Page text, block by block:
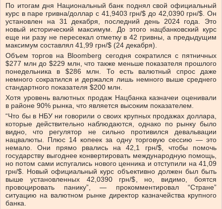
По итогам дня Национальный банк поднял свой официальный
курс в паре гривна/доллар с 41,9403 грн/$ до 42,0390 грн/$. Он
установлен на 31 декабря, последний день 2024 года. Это
новый исторический максимум. До этого нацбанковский курс
еще ни разу не пересекал отметку в 42 гривны, а предыдущим
максимум составлял 41,99 грн/$ (24 декабря).
Объем торгов на Bloomberg сегодня сократился с пятничных
$277 млн до $229 млн, что также меньше показателя прошлого
понедельника в $286 млн. То есть валютный спрос даже
немного сократился и держался лишь немного выше среднего
стандартного показателя $200 млн.
Хотя уровень валютных продаж Нацбанка казначеи оценивали
в районе 90% рынка, что является высоким показателем.
“Что бы в НБУ ни говорили о своих крупных продажах доллара,
которые действительно наблюдаются, однако по рынку было
видно, что регулятор не сильно противился девальвации
нацвалюты. Плюс 14 копеек за одну торговую сессию — это
немало. Они прямо рвались на 42,1 грн/$, чтобы помочь
государству выгоднее конвертировать международную помощь,
но потом сами испугались нового ценника и отступили на 41,09
грн/$. Новый официальный курс объективно должен был быть
выше установленных 42,0390 грн/$, но, видимо, боятся
провоцировать панику”, — прокомментировал “Стране”
ситуацию на валютном рынке директор казначейства крупного
банка.